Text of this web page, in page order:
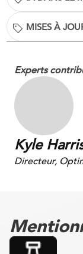
MISES À
Experts
Kyle
Directeur,